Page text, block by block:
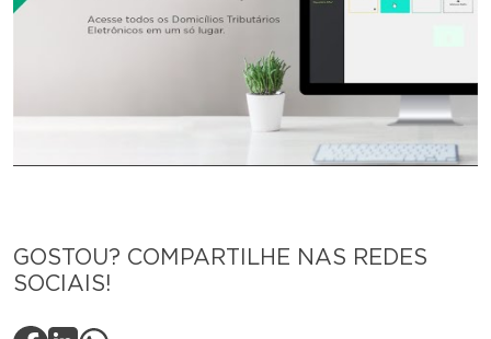
GOSTOU? COMPARTILHE NAS REDES
SOCIAIS!